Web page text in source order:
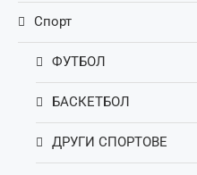
Спорт
ФУТБОЛ
БАСКЕТБОЛ
ДРУГИ СПОРТОВЕ